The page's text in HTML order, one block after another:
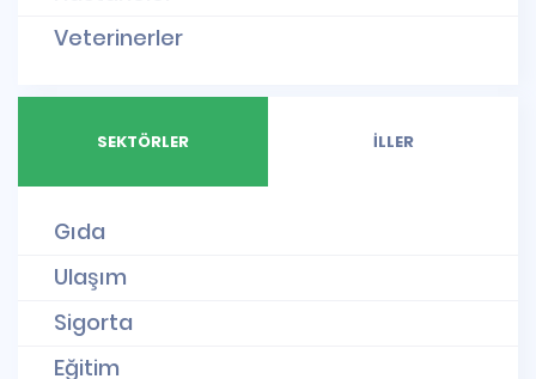
Veterinerler
SEKTÖRLER İLLER
Gıda
Ulaşım
Sigorta
Eğitim